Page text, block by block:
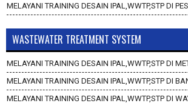
MELAYANI TRAINING DESAIN IPAL,WWTP,STP DI
WASTEWATER TREATMENT SYSTEM
MELAYANI TRAINING DESAIN IPAL,WWTP,STP DI
MELAYANI TRAINING DESAIN IPAL,WWTP,STP DI
MELAYANI TRAINING DESAIN IPAL,WWTP,STP DI